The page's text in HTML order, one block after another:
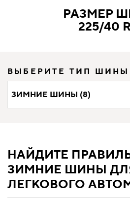
РАЗМЕР
225/40
ВЫБЕРИТЕ ТИП ШИНЫ
ЗИМНИЕ ШИНЫ (8)
НАЙДИТЕ
ЗИМНИЕ ШИНЫ
ЛЕГКОВОГО